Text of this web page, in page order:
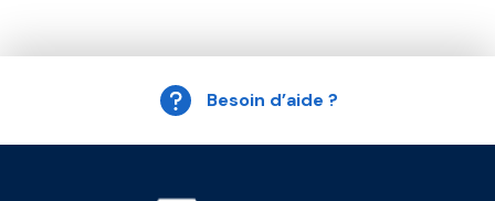
Besoin d’aide ?